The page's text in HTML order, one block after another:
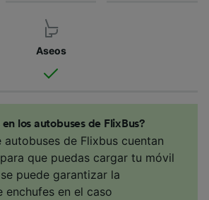
Aseos
los autobuses de FlixBus?
autobuses de Flixbus cuentan
que puedas cargar tu móvil
puede garantizar la
enchufes en el caso